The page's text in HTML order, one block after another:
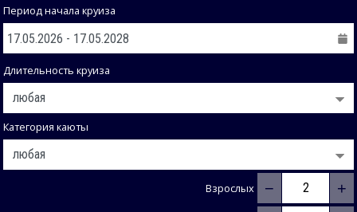
Период начала круиза
Длительность круиза
Категория каюты
Взрослых − +